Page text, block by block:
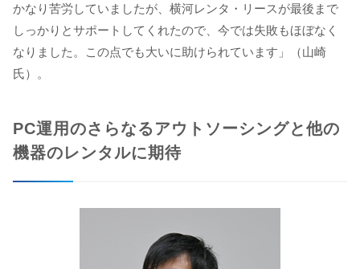
かなり苦労していましたが、横河レンタ・リースが最後まで
しっかりとサポートしてくれたので、今では失敗もほぼなく
なりました。この点でも大いに助けられています」（山崎
氏）。
PC運用のさらなるアウトソーシングと他の
機器のレンタルに期待